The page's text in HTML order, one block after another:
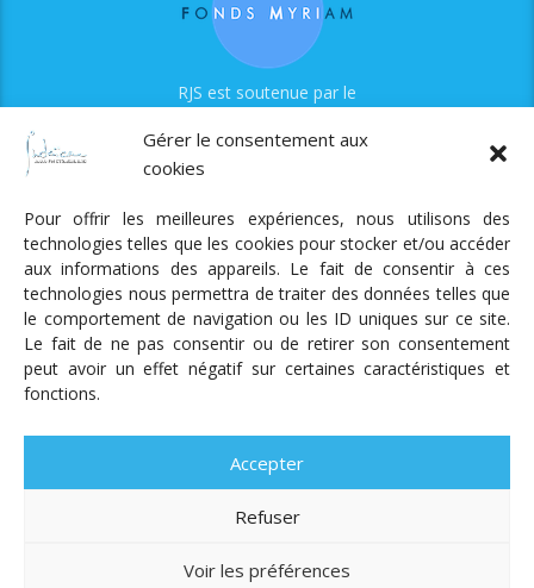
Gérer le consentement aux
cookies
Pour offrir les meilleures expériences, nous utilisons des
technologies telles que les cookies pour stocker et/ou accéder
aux informations des appareils. Le fait de consentir à ces
technologies nous permettra de traiter des données telles que
le comportement de navigation ou les ID uniques sur ce site.
Le fait de ne pas consentir ou de retirer son consentement
peut avoir un effet négatif sur certaines caractéristiques et
fonctions.
Accepter
Refuser
Voir les préférences
RJS est soutenue par le
Radio Judaica Strasbourg
Tous droits réservés
RADIO JUDAÏCA
ÉMISSIONS ET GRILLE DES PROGRAMMES
PODCASTS
UN DON
ADHÉRER MENTIONS LÉGALES
RÉAL.